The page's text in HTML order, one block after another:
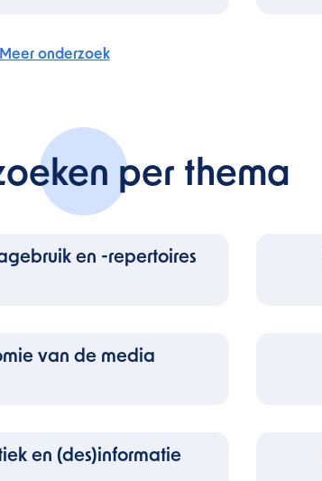
Meer onderzoek
per thema
en -repertoires
van de media
en (des)informatie